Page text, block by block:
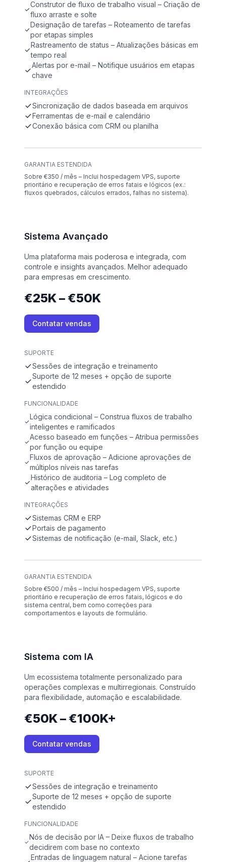
Construtor de fluxo de trabalho visual – Criação de
fluxo arraste e solte
Designação de tarefas – Roteamento de tarefas
por etapas simples
Rastreamento de status – Atualizações básicas em
tempo real
Alertas por e-mail – Notifique usuários em etapas
chave
INTEGRAÇÕES
Sincronização de dados baseada em arquivos
Ferramentas de e-mail e calendário
Conexão básica com CRM ou planilha
GARANTIA ESTENDIDA
Sobre €350 / mês – Inclui hospedagem VPS, suporte
prioritário e recuperação de erros fatais e lógicos (ex.:
fluxos quebrados, cálculos errados, falhas no sistema).
Sistema Avançado
Uma plataforma mais poderosa e integrada, com
controle e insights avançados. Melhor adequado
para empresas em crescimento.
€25K – €50K
Contatar vendas
SUPORTE
Sessões de integração e treinamento
Suporte de 12 meses + opção de suporte
estendido
FUNCIONALIDADE
Lógica condicional – Construa fluxos de trabalho
inteligentes e ramificados
Acesso baseado em funções – Atribua permissões
por função ou equipe
Fluxos de aprovação – Adicione aprovações de
múltiplos níveis nas tarefas
Histórico de auditoria – Log completo de
alterações e atividades
INTEGRAÇÕES
Sistemas CRM e ERP
Portais de pagamento
Sistemas de notificação (e-mail, Slack, etc.)
GARANTIA ESTENDIDA
Sobre €500 / mês – Inclui hospedagem VPS, suporte
prioritário e recuperação de erros fatais, lógicos e do
sistema central, bem como correções para
comportamentos e layouts de formulário.
Sistema com IA
Um ecossistema totalmente personalizado para
operações complexas e multirregionais. Construído
para flexibilidade, automação e escalabilidade.
€50K – €100K+
Contatar vendas
SUPORTE
Sessões de integração e treinamento
Suporte de 12 meses + opção de suporte
estendido
FUNCIONALIDADE
Nós de decisão por IA – Deixe fluxos de trabalho
decidirem com base no contexto
Entradas de linguagem natural – Acione tarefas